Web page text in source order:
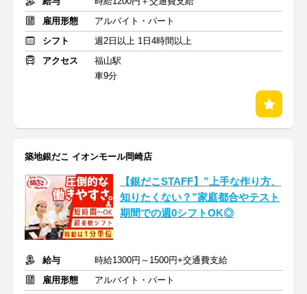
雇用形態
アルバイト・パート
シフト
週2日以上 1日4時間以上
アクセス
福山駅
車9分
築地銀だこ イオンモール岡崎店
【銀だこSTAFF】”上手な作り方、
知りたくない？”家庭都合やテスト
期間での週0シフトOK◎
給与
時給1300円～1500円+交通費支給
雇用形態
アルバイト・パート